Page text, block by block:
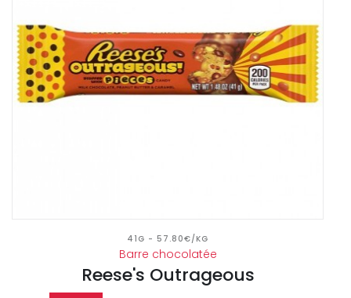
41G - 57.80€/KG
Barre chocolatée
Reese's Outrageous